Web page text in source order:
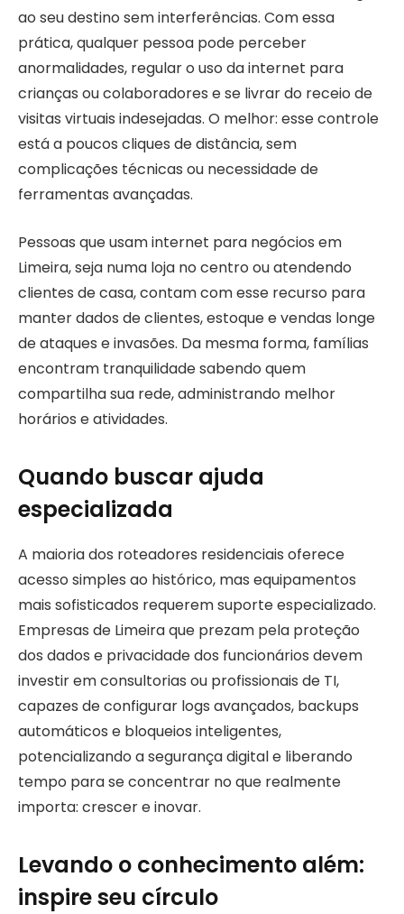
ao seu destino sem interferências. Com essa
prática, qualquer pessoa pode perceber
anormalidades, regular o uso da internet para
crianças ou colaboradores e se livrar do receio de
visitas virtuais indesejadas. O melhor: esse controle
está a poucos cliques de distância, sem
complicações técnicas ou necessidade de
ferramentas avançadas.
Pessoas que usam internet para negócios em
Limeira, seja numa loja no centro ou atendendo
clientes de casa, contam com esse recurso para
manter dados de clientes, estoque e vendas longe
de ataques e invasões. Da mesma forma, famílias
encontram tranquilidade sabendo quem
compartilha sua rede, administrando melhor
horários e atividades.
Quando buscar ajuda
especializada
A maioria dos roteadores residenciais oferece
acesso simples ao histórico, mas equipamentos
mais sofisticados requerem suporte especializado.
Empresas de Limeira que prezam pela proteção
dos dados e privacidade dos funcionários devem
investir em consultorias ou profissionais de TI,
capazes de configurar logs avançados, backups
automáticos e bloqueios inteligentes,
potencializando a segurança digital e liberando
tempo para se concentrar no que realmente
importa: crescer e inovar.
Levando o conhecimento além:
inspire seu círculo